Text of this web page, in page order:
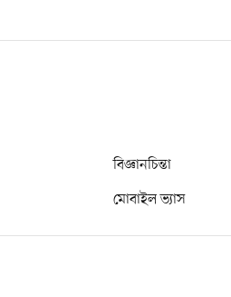
বিজ্ঞানচিন্তা
মোবাইল ভ্যাস